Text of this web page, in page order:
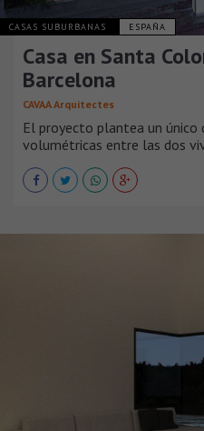
CASAS SUBURBANAS ESPAÑA
Casa en Santa
Barcelona
CAVAA Arquitectes
El proyecto plantea un único
volumétricas entre las dos